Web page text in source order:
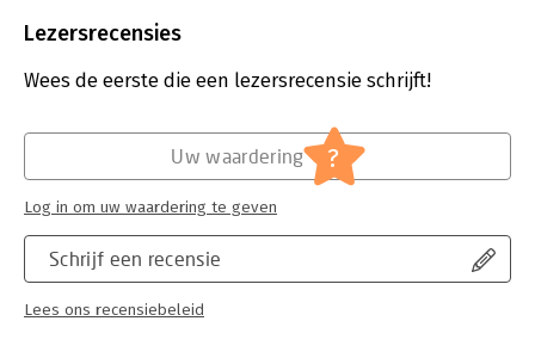
Bestandsformaat:
Uitgever:
Expertboek
Hoofdrubriek:
Lezersrecensies
Wees de eerste die een lezersrecensie schrijft!
Schrijf een recensie
Lees ons recensiebeleid
Uw waardering ?
Log in om uw waardering te geven